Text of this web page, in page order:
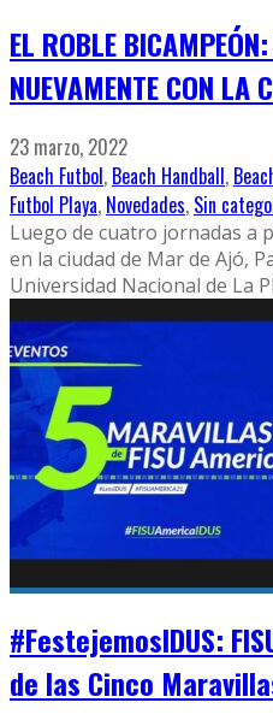
EL ROBLE
NUEVAMENTE CON
23 marzo, 2022
Beach Futbol, Beach Handball,
Futbol Playa, Novedades, Sin
Luego de cuatro jornadas a
en la ciudad de Mar de Ajó,
Universidad Nacional de La
#FestejemosIDUS:
de las Cinco